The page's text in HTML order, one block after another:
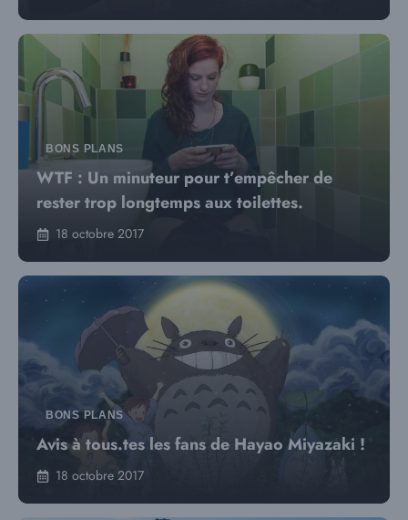
BONS PLANS
WTF : Un minuteur pour t’empêcher de
rester trop longtemps aux toilettes.
18 octobre 2017
BONS PLANS
Avis à tous.tes les fans de Hayao Miyazaki !
18 octobre 2017